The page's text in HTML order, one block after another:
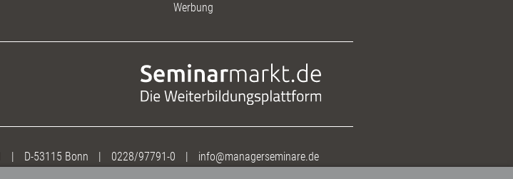
Werbung
| D-53115 Bonn | 0228/97791-0 | info@managerseminare.de